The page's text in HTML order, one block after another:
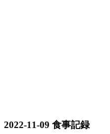
2022-11-09 食事記録